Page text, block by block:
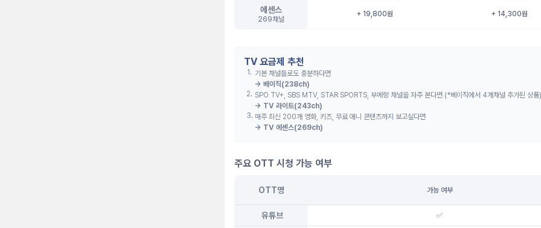
에센스
269채널
+ 19,800원 + 14,300원
TV 요금제 추천
1 . 기본 채널들로도 충분하다면
→ 베이직(238ch)
2. SPO TV+, SBS MTV, STAR SPORTS, 부메랑 채널을 자주 본다면 (*베이직에서 4개채널 추가된 상품)
→ TV 라이트(243ch)
3. 매주 최신 200개 영화, 키즈, 무료 애니 콘텐츠까지 보고싶다면
→ TV 에센스(269ch)
주요 OTT 시청 가능 여부
OTT명 가능 여부
유튜브 ✅